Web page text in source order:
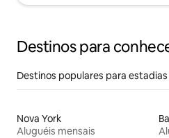
Destinos para
Destinos populares para
Nova York
Aluguéis mensais